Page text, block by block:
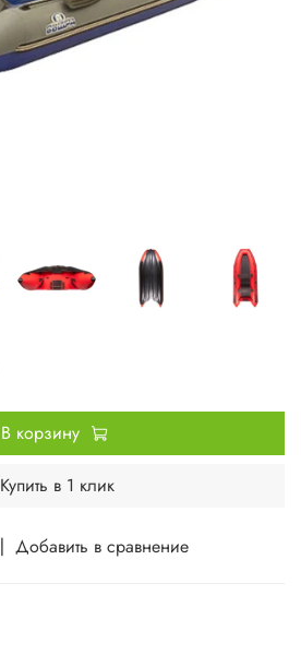
Добавить в сравнение
В корзину
Купить в 1 клик